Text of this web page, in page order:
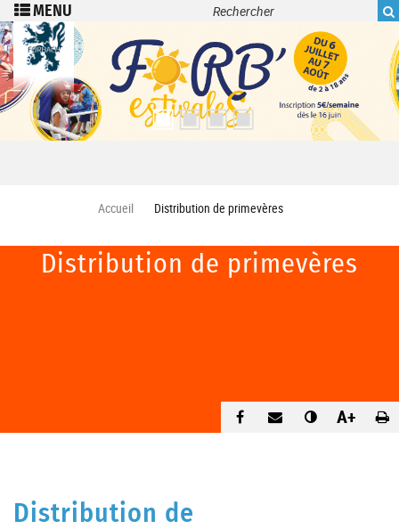
Aller au contenu principal
Recherche
Accueil Distribution de primevères
Distribution de primevères
A+
Distribution de